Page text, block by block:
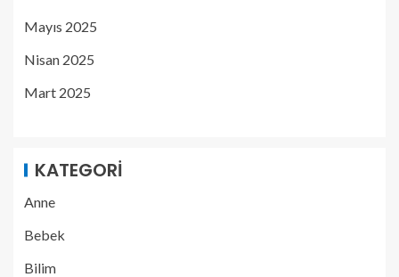
Mayıs 2025
Nisan 2025
Mart 2025
KATEGORI
Anne
Bebek
Bilim